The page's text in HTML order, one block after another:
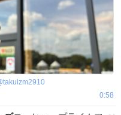
takuizm2910
0:58